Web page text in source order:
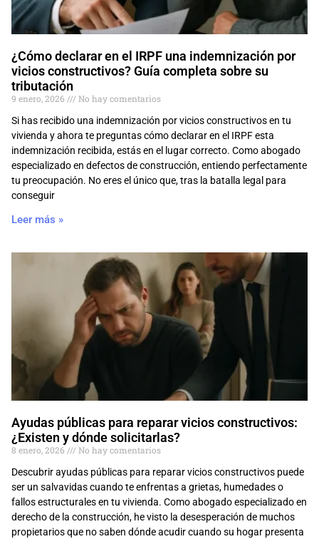
¿Cómo declarar en el IRPF una indemnización por
vicios constructivos? Guía completa sobre su
tributación
9 enero, 2026
No hay comentarios
Si has recibido una indemnización por vicios constructivos en tu
vivienda y ahora te preguntas cómo declarar en el IRPF esta
indemnización recibida, estás en el lugar correcto. Como abogado
especializado en defectos de construcción, entiendo perfectamente
tu preocupación. No eres el único que, tras la batalla legal para
conseguir
Leer más »
Ayudas públicas para reparar vicios constructivos:
¿Existen y dónde solicitarlas?
8 enero, 2026
No hay comentarios
Descubrir ayudas públicas para reparar vicios constructivos puede
ser un salvavidas cuando te enfrentas a grietas, humedades o
fallos estructurales en tu vivienda. Como abogado especializado en
derecho de la construcción, he visto la desesperación de muchos
propietarios que no saben dónde acudir cuando su hogar presenta